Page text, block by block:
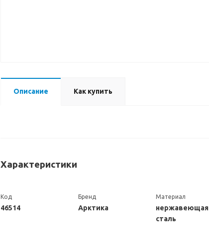
Описание Как купить
Характеристики
Код
46514
Бренд
Арктика
Материал
нержавеющая
сталь